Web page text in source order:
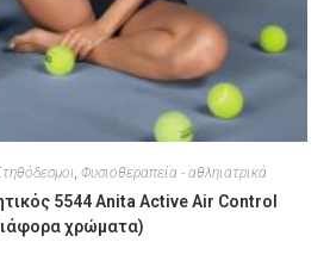
Φυσιοθεραπεία - αθληιατρικά
5544 Anita Active Air Control
χρώματα)